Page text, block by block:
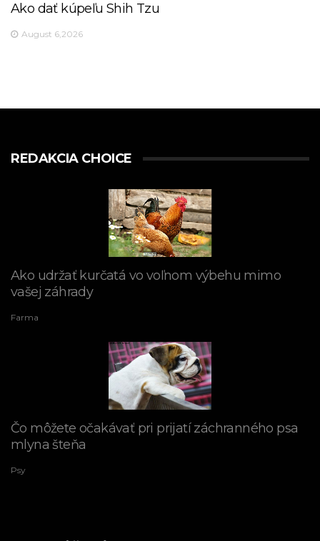
Ako dať kúpeľu Shih Tzu
August 6,2026
REDAKCIA CHOICE
Ako udržať kurčatá vo voľnom výbehu mimo
vašej záhrady
Farma
Čo môžete očakávať pri prijatí záchranného psa
mlyna šteňa
Psy